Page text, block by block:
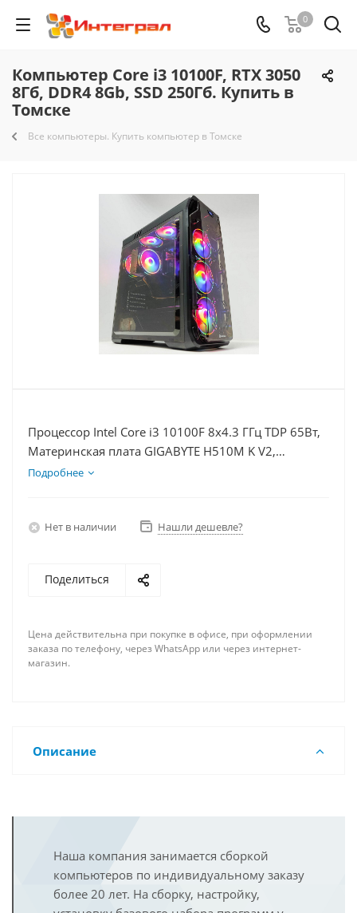
0
Компьютер Core i3 10100F, RTX 3050
8Гб, DDR4 8Gb, SSD 250Гб. Купить в
Томске
Все компьютеры. Купить компьютер в Томске
Процессор Intel Core i3 10100F 8x4.3 ГГц TDP 65Вт,
Материнская плата GIGABYTE H510M K V2,
Видеокарта RTX 3050 8Гб, Память DDR4 8Gb,
Подробнее
Нет в наличии Нашли дешевле?
Поделиться
Цена действительна при покупке в офисе, при оформлении
заказа по телефону, через WhatsApp или через интернет-
магазин.
Описание
Наша компания занимается сборкой
компьютеров по индивидуальному заказу
более 20 лет. На сборку, настройку,